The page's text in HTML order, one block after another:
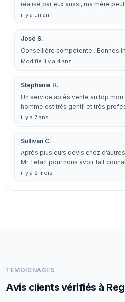
réalisé par eux aussi, ma mère
il y a un an
José S.
Conseillère compétente . Bonnes
Modifié il y a 4 ans
Stephanie H.
Un service après vente au top
homme est très gentil et très
il y a 7 ans
Sullivan C.
Après plusieurs devis chez
Mr Tetart pour nous avoir fait
il y a 2 mois
TÉMOIGNAGES
Avis clients vérifiés à